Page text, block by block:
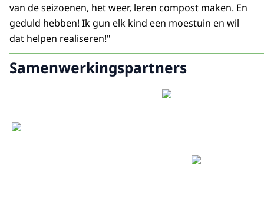
van de seizoenen, het weer, leren compost maken. En
geduld hebben! Ik gun elk kind een moestuin en wil
dat helpen realiseren!"
Samenwerkingspartners